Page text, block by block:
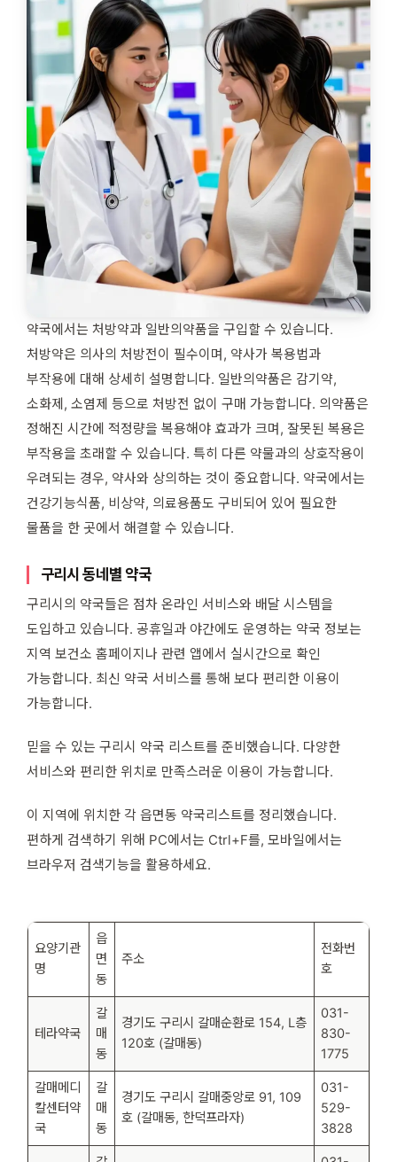
약국에서는 처방약과 일반의약품을 구입할 수 있습니다.
처방약은 의사의 처방전이 필수이며, 약사가 복용법과
부작용에 대해 상세히 설명합니다. 일반의약품은 감기약,
소화제, 소염제 등으로 처방전 없이 구매 가능합니다. 의약품은
정해진 시간에 적정량을 복용해야 효과가 크며, 잘못된 복용은
부작용을 초래할 수 있습니다. 특히 다른 약물과의 상호작용이
우려되는 경우, 약사와 상의하는 것이 중요합니다. 약국에서는
건강기능식품, 비상약, 의료용품도 구비되어 있어 필요한
물품을 한 곳에서 해결할 수 있습니다.
구리시 동네별 약국
구리시의 약국들은 점차 온라인 서비스와 배달 시스템을
도입하고 있습니다. 공휴일과 야간에도 운영하는 약국 정보는
지역 보건소 홈페이지나 관련 앱에서 실시간으로 확인
가능합니다. 최신 약국 서비스를 통해 보다 편리한 이용이
가능합니다.
믿을 수 있는 구리시 약국 리스트를 준비했습니다. 다양한
서비스와 편리한 위치로 만족스러운 이용이 가능합니다.
이 지역에 위치한 각 읍면동 약국리스트를 정리했습니다.
편하게 검색하기 위해 PC에서는 Ctrl+F를, 모바일에서는
브라우저 검색기능을 활용하세요.
요양기관
명
읍
면
동
주소
전화번
호
테라약국
갈
매
동
경기도 구리시 갈매순환로 154, L층
120호 (갈매동)
031-
830-
1775
갈매메디
칼센터약
국
갈
매
동
경기도 구리시 갈매중앙로 91, 109
호 (갈매동, 한덕프라자)
031-
529-
3828